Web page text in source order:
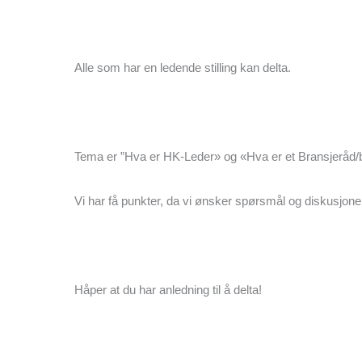
Alle som har en ledende stilling kan delta.
Tema er ”Hva er HK-Leder» og «Hva er et
Vi har få punkter, da vi ønsker spørsmål og
Håper at du har anledning til å delta!